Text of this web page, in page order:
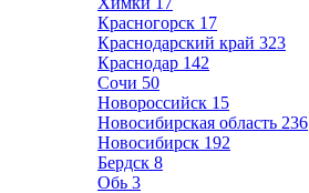
Красногорск 17
Краснодарский край 323
Краснодар 142
Сочи 50
Новороссийск 15
Новосибирская область 236
Новосибирск 192
Бердск 8
Обь 3